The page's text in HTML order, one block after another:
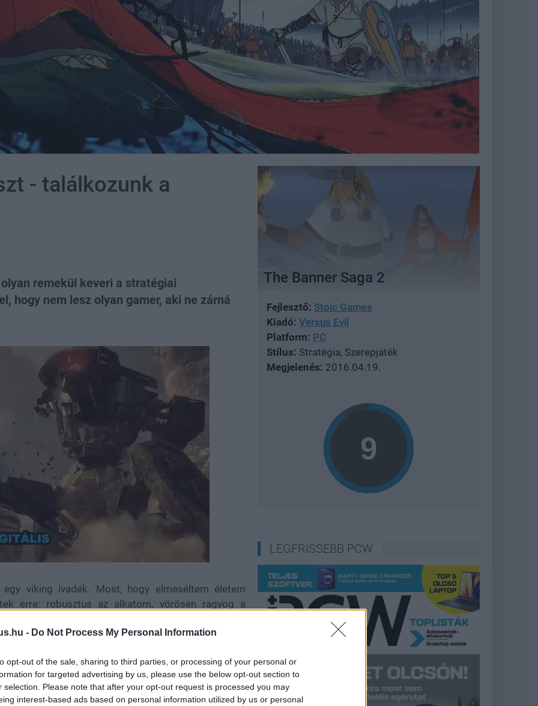
- Do Not Process My Personal Information
opt-out of the sale, sharing to third parties, or processing of your personal or
for targeted advertising by us, please use the below opt-out section to
selection. Please note that after your opt-out request is processed you may
interest-based ads based on personal information utilized by us or personal
- találkozunk a
remekül keveri a stratégiai
hogy nem lesz olyan gamer, aki ne zárná
viking ivadék. Most, hogy elmeséltem életem
erre: robusztus az alkatom, vörösen ragyog a
és legszívesebben a sarki fűszereshez is egy teljes
a tulajdonságok egyértelművé teszik számomra
az esti büfiztetés után.
The Banner Saga 2
Fejlesztő: Stoic Games
Kiadó: Versus Evil
Platform: PC
Stílus: Stratégia, Szerepjáték
Megjelenés: 2016.04.19.
LEGFRISSEBB PCW